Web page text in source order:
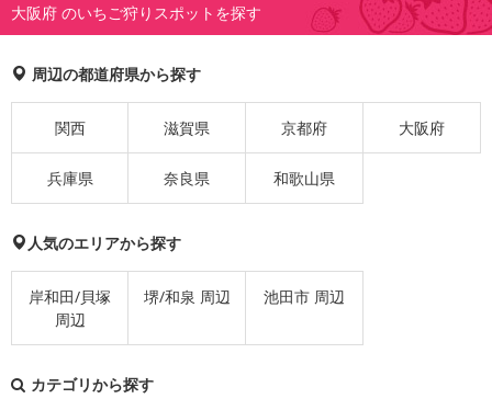
大阪府 のいちご狩りスポットを探す
周辺の都道府県から探す
関西 滋賀県 京都府 大阪府
兵庫県 奈良県 和歌山県
人気のエリアから探す
岸和田/貝塚
周辺
堺/和泉 周辺 池田市 周辺
カテゴリから探す